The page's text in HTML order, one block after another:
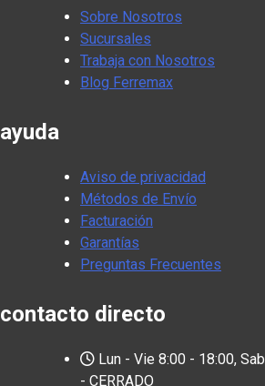
Sobre Nosotros
Sucursales
Trabaja con Nosotros
Blog Ferremax
ayuda
Aviso de privacidad
Métodos de Envío
Facturación
Garantías
Preguntas Frecuentes
contacto directo
Lun - Vie 8:00 - 18:00,
- CERRADO